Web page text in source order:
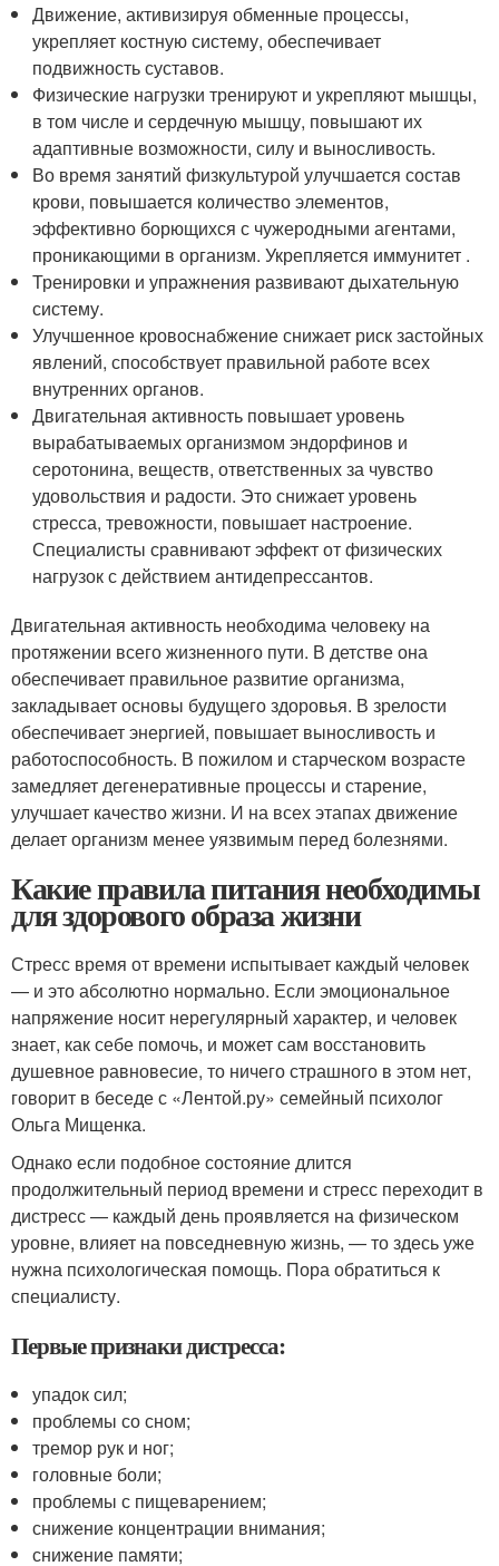
Движение, активизируя обменные процессы,
укрепляет костную систему, обеспечивает
подвижность суставов.
Физические нагрузки тренируют и укрепляют мышцы,
в том числе и сердечную мышцу, повышают их
адаптивные возможности, силу и выносливость.
Во время занятий физкультурой улучшается состав
крови, повышается количество элементов,
эффективно борющихся с чужеродными агентами,
проникающими в организм. Укрепляется иммунитет .
Тренировки и упражнения развивают дыхательную
систему.
Улучшенное кровоснабжение снижает риск застойных
явлений, способствует правильной работе всех
внутренних органов.
Двигательная активность повышает уровень
вырабатываемых организмом эндорфинов и
серотонина, веществ, ответственных за чувство
удовольствия и радости. Это снижает уровень
стресса, тревожности, повышает настроение.
Специалисты сравнивают эффект от физических
нагрузок с действием антидепрессантов.
Двигательная активность необходима человеку на
протяжении всего жизненного пути. В детстве она
обеспечивает правильное развитие организма,
закладывает основы будущего здоровья. В зрелости
обеспечивает энергией, повышает выносливость и
работоспособность. В пожилом и старческом возрасте
замедляет дегенеративные процессы и старение,
улучшает качество жизни. И на всех этапах движение
делает организм менее уязвимым перед болезнями.
Какие правила питания необходимы
для здорового образа жизни
Стресс время от времени испытывает каждый человек
— и это абсолютно нормально. Если эмоциональное
напряжение носит нерегулярный характер, и человек
знает, как себе помочь, и может сам восстановить
душевное равновесие, то ничего страшного в этом нет,
говорит в беседе с «Лентой.ру» семейный психолог
Ольга Мищенка.
Однако если подобное состояние длится
продолжительный период времени и стресс переходит в
дистресс — каждый день проявляется на физическом
уровне, влияет на повседневную жизнь, — то здесь уже
нужна психологическая помощь. Пора обратиться к
специалисту.
Первые признаки дистресса:
упадок сил;
проблемы со сном;
тремор рук и ног;
головные боли;
проблемы с пищеварением;
снижение концентрации внимания;
снижение памяти;